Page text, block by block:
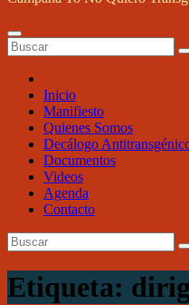
Inicio
Manifiesto
Quienes Somos
Decálogo
Documentos
Videos
Agenda
Contacto
Etiqueta: